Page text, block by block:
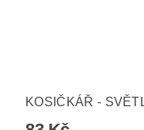
KOSIČKÁŘ -